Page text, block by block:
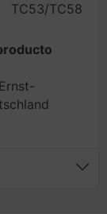
TC53/TC58